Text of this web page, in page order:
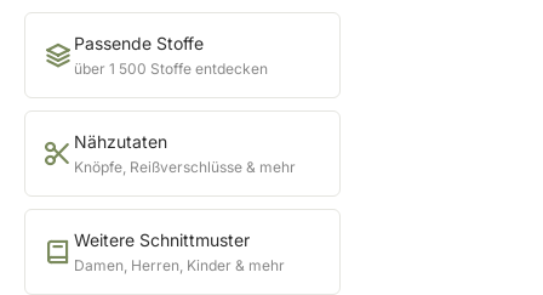
Passende Stoffe
über 1 500 Stoffe entdecken
Nähzutaten
Knöpfe, Reißverschlüsse & mehr
Weitere Schnittmuster
Damen, Herren, Kinder & mehr